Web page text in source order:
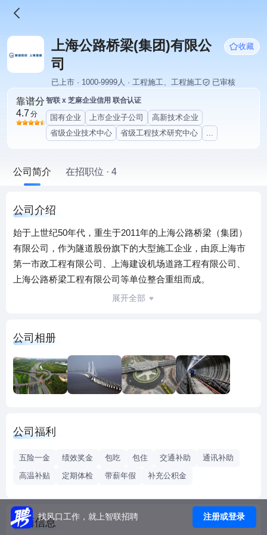
上海公路桥梁(集团)有限公
司
收藏
已上市 · 1000-9999人 · 工程施工、工程施工 已审核
靠谱分
4.7 分
智联 x 芝麻企业信用 联合认证
国有企业 上市企业子公司
高新技术企业
省级企业技术中心
省级工程技术研究中心 ...
公司简介 在招职位 · 4
公司介绍
始于上世纪50年代，重生于2011年的上海公路桥梁（集团）
有限公司，作为隧道股份旗下的大型施工企业，由原上海市
第一市政工程有限公司、上海建设机场道路工程有限公司、
上海公路桥梁工程有限公司等单位整合重组而成。
上海公路桥梁（集团）有限公司是国家特级施工企业，具有
公路路面、地基基础、桥梁工程专业承包一级等资质。业务
组合涉及公路、桥梁、高架、轨道交通及地下工程、机场场
道、环保水务、沥青混凝土研发生产施工和房建工程等领
域。同时，进一步锁定大型桥梁领域、城市预制拼装桥梁领
塑造路桥集团国内一流的交通基础设施综合服务商形象。
道路及高速公路。并成功研发应用的彩色沥青、排水降噪沥
桥梁领域：作为城市桥梁、立交建设发展的参与者与见证
者，公司凭借丰富的建设经验，在斜拉桥、转体桥、老桥改
展开全部
公司相册
公司福利
五险一金 绩效奖金 包吃 包住 交通补助
通讯补助
高温补贴
定期体检 带薪年假 补充公积金
工商信息找风口工作，就上智联招聘 注册或登录